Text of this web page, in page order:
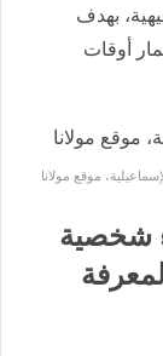
بهدف
أوقات
موقع مولانا
شخصية